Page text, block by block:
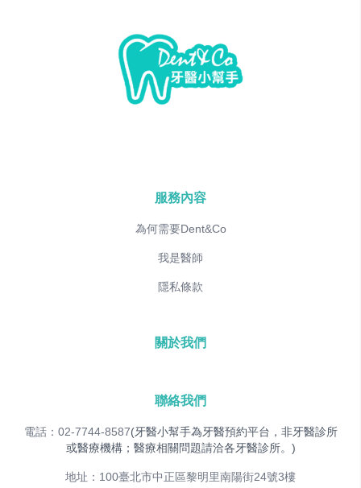
服務內容
為何需要Dent&Co
我是醫師
隱私條款
關於我們
聯絡我們
電話：02-7744-8587(牙醫小幫手為牙醫預約平台，非牙醫診所
或醫療機構；醫療相關問題請洽各牙醫診所。)
地址：100臺北市中正區黎明里南陽街24號3樓